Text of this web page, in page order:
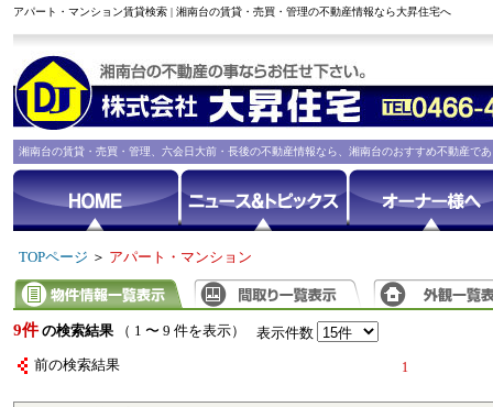
アパート・マンション賃貸検索 | 湘南台の賃貸・売買・管理の不動産情報なら大昇住宅へ
湘南台の賃貸・売買・管理、六会日大前・長後の不動産情報なら、湘南台のおすすめ不動産で
TOPページ ＞ アパート・マンション
9件 の検索結果 （ 1 〜 9 件を表示） 表示件数
前の検索結果 1